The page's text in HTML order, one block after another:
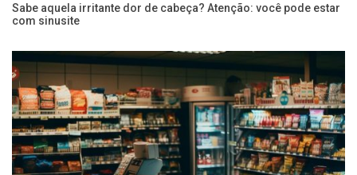
Sabe aquela irritante dor de cabeça? Atenção: você pode estar
com sinusite